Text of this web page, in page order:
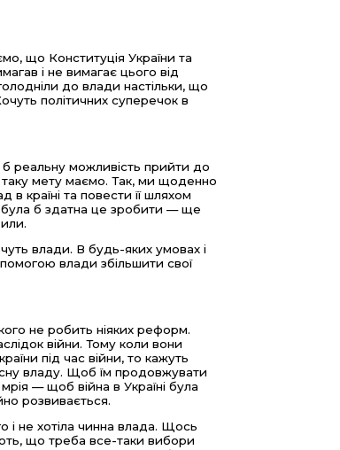
що Конституція України та
і не вимагає цього від
до влади настільки, що
політичних суперечок в
б реальну можливість прийти до
таку мету маємо. Так, ми щоденно
країні та повести її шляхом
б здатна це зробити — ще
влади. В будь-яких умовах і
влади збільшити свої
не робить ніяких реформ.
війни. Тому коли вони
під час війни, то кажуть
владу. Щоб їм продовжувати
— щоб війна в Україні була
розвивається.
не хотіла чинна влада. Щось
що треба все-таки вибори